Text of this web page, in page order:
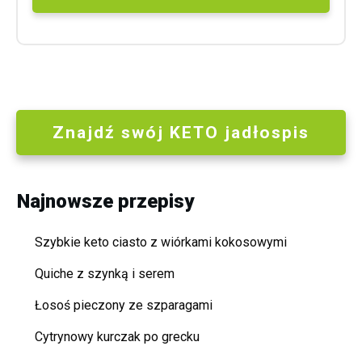
Znajdź swój KETO jadłospis
Najnowsze przepisy
Szybkie keto ciasto z wiórkami kokosowymi
Quiche z szynką i serem
Łosoś pieczony ze szparagami
Cytrynowy kurczak po grecku